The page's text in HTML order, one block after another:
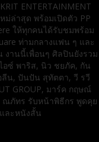
ENTERTAINMENT
ม่ล่าสุด พร้อมเปิดตัว PP
ให้ทุกคนได้รับชมพร้อม
ท่ามกลางแฟน ๆ และ
งานนี้เพื่อนๆ ศิลปินยังรวม
อซ์ พาริส, นิว ชยภัค, กัน
น, ปันปัน สุทัตตา, วี รวี
GROUP, มาร์ค กฤษณ์
ณภัทร รับหน้าพิธีกร พูดคุย
ละหนังสั้น